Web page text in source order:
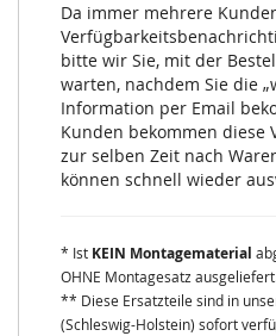
Da immer mehrere
bitte wir Sie, mit der
warten, nachdem Sie die
Information per Email
Kunden bekommen diese
zur selben Zeit nach
können schnell wieder
* Ist KEIN Montagematerial
OHNE Montagesatz
** Diese Ersatzteile sind in
(Schleswig-Holstein) sofort